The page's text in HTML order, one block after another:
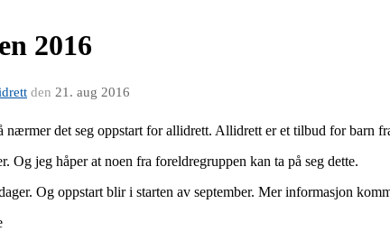
2016
den 21. aug 2016
nærmer det seg oppstart for allidrett. Allidrett er et tilbud for barn
Og jeg håper at noen fra foreldregruppen kan ta på seg dette.
Og oppstart blir i starten av september. Mer informasjon